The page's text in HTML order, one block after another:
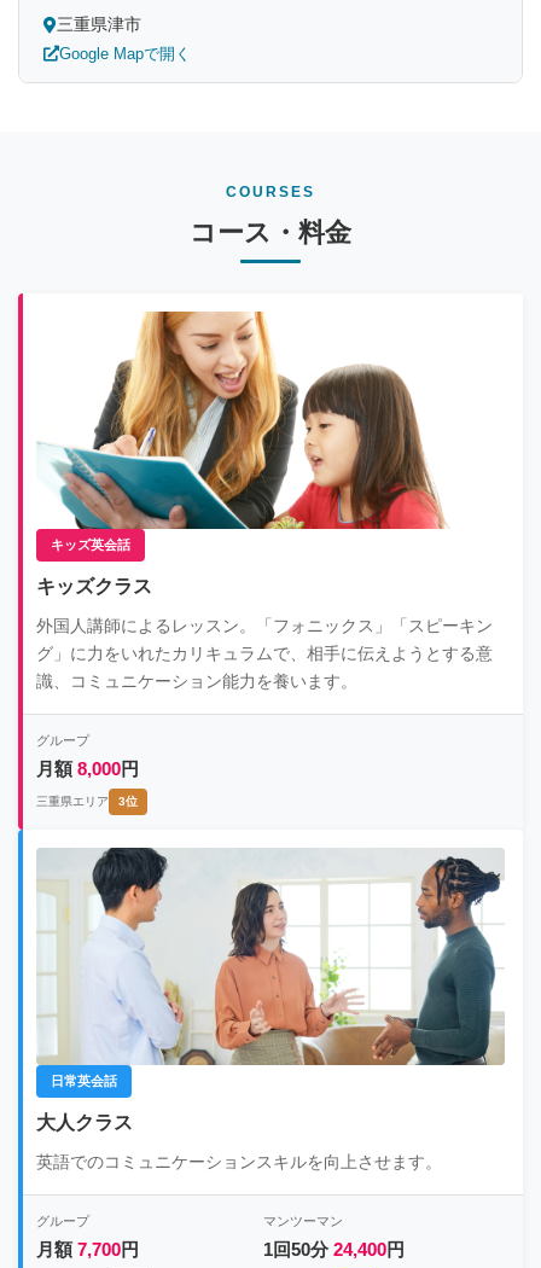
三重県津市
Google Mapで開く
COURSES
コース・料金
キッズ英会話
キッズクラス
外国人講師によるレッスン。「フォニックス」「スピーキン
グ」に力をいれたカリキュラムで、相手に伝えようとする意
識、コミュニケーション能力を養います。
グループ
月額8,000円
三重県エリア 3位
日常英会話
大人クラス
英語でのコミュニケーションスキルを向上させます。
グループ
月額7,700円
マンツーマン
1回50分24,400円